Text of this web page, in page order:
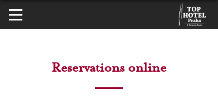
Reservations online